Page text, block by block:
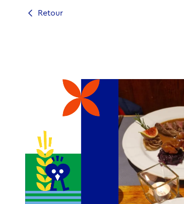
Retour